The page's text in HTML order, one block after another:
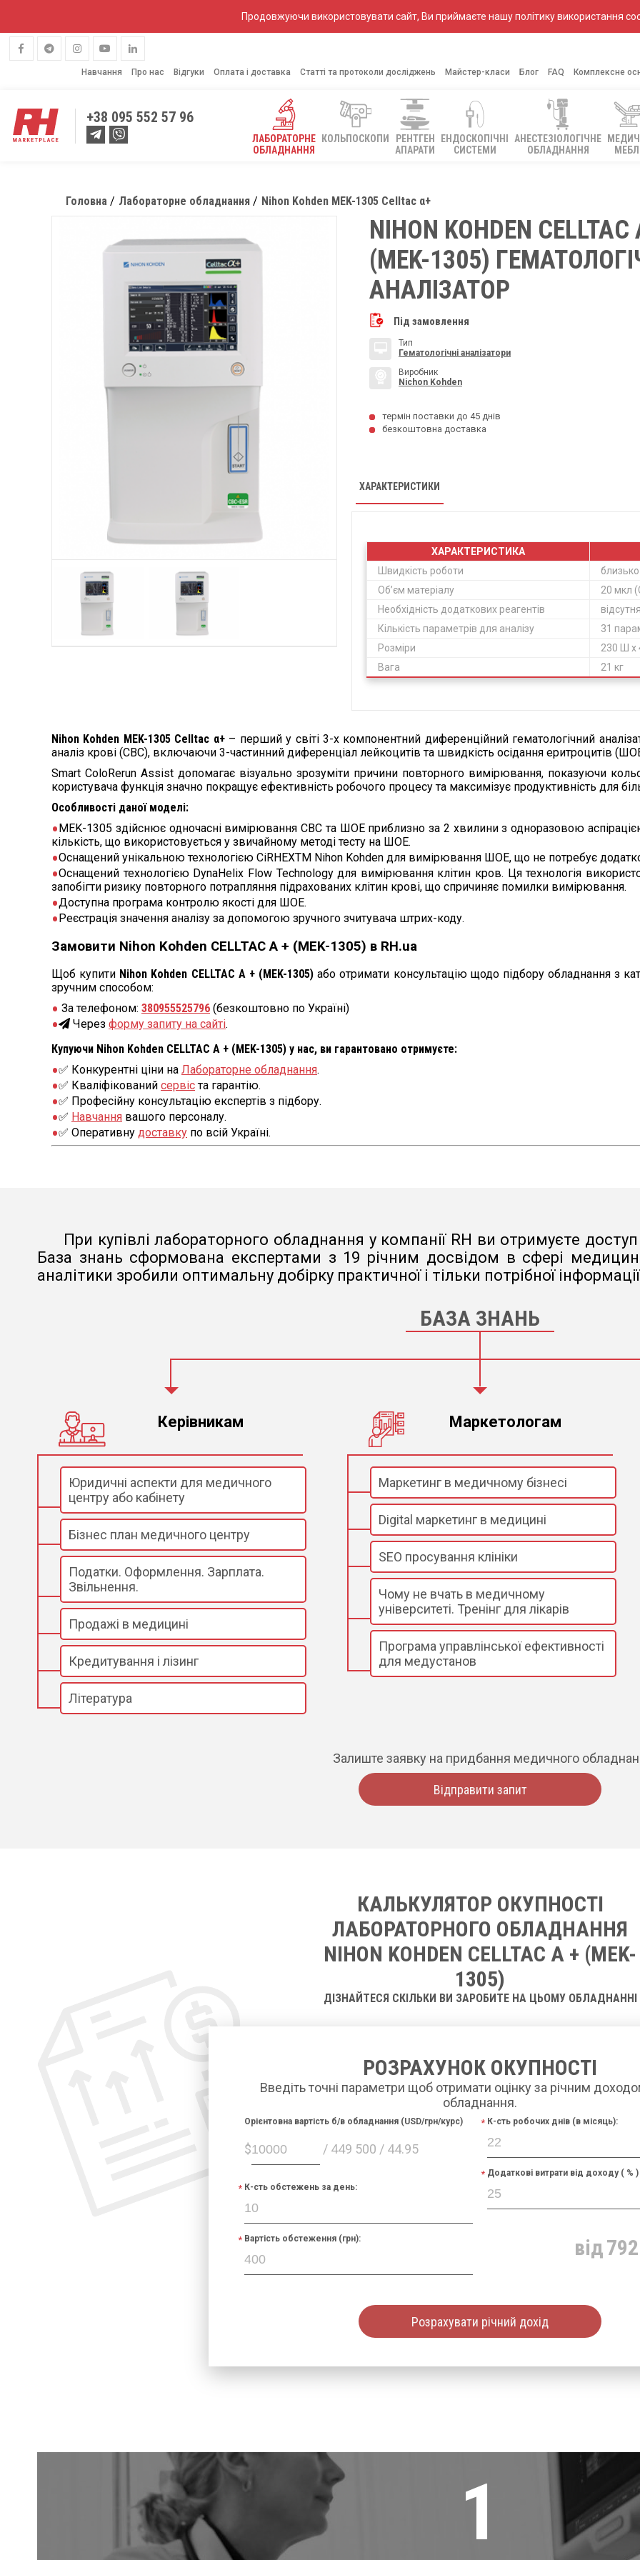
Продовжуючи використовувати сайт, Ви приймаєте нашу політику використання
Навчання Про нас Відгуки Оплата і доставка Статті та протоколи досліджень Майстер-класи Блог FAQ Комплексне
+38 095 552 57 96
ЛАБОРАТОРНЕ
ОБЛАДНАННЯ
КОЛЬПОСКОПИ
РЕНТГЕН
АПАРАТИ
ЕНДОСКОПІЧНІ
СИСТЕМИ
АНЕСТЕЗІОЛОГІЧНЕ
ОБЛАДНАННЯ
Головна Лабораторне обладнання Nihon Kohden MEK-1305 Celltac α+
NIHON KOHDEN CELLTAC
(MEK-1305)
АНАЛІЗАТОР
Під замовлення
Тип
Гематологічні аналізатори
Виробник
Nichon Kohden
термін поставки до 45 днів
безкоштовна доставка
ХАРАКТЕРИСТИКИ
ХАРАКТЕРИСТИКА
Швидкість роботи
Об’єм матеріалу
20 мкл
Необхідність додаткових реагентів
Кількість параметрів для аналізу
31
Розміри
230 Ш х
Вага
21 кг
Nihon Kohden MEK-1305 Celltac α+– перший у світі 3-х компонентний диференційний гематологічний
аналіз крові (CBC), включаючи 3-частинний диференціал лейкоцитів та швидкість осідання еритроцитів
Smart ColoRerun Assist допомагає візуально зрозуміти причини повторного вимірювання, показуючи
користувача функція значно покращує ефективність робочого процесу та максимізує продуктивність для
Особливості даної моделі:
MEK-1305 здійснює одночасні вимірювання CBC та ШОЕ приблизно за 2 хвилини з одноразовою
кількість, що використовується у звичайному методі тесту на ШОЕ.
Оснащений унікальною технологією CiRHEXTM Nihon Kohden для вимірювання ШОЕ, що не потребує
Оснащений технологією DynaHelix Flow Technology для вимірювання клітин кров. Ця технологія
запобігти ризику повторного потрапляння підрахованих клітин крові, що спричиняє помилки вимірювання.
Доступна програма контролю якості для ШОЕ.
Реєстрація значення аналізу за допомогою зручного зчитувача штрих-коду.
Замовити Nihon Kohden CELLTAC A + (MEK-1305) в RH.ua
Щоб купити Nihon Kohden CELLTAC A + (MEK-1305) або отримати консультацію щодо підбору обладнання з
зручним способом:
За телефоном: 380955525796 (безкоштовно по Україні)
Через форму запиту на сайті.
Купуючи Nihon Kohden CELLTAC A + (MEK-1305) у нас, ви гарантовано отримуєте:
✅ Конкурентні ціни на Лабораторне обладнання.
✅ Кваліфікований сервіста гарантію.
✅ Професійну консультацію експертів з підбору.
✅ Навчання вашого персоналу.
✅ Оперативну доставку по всій Україні.
При купівлі лабораторного обладнання у компанії RH ви отримуєте
База знань сформована експертами з 19 річним досвідом в сфері
аналітики зробили оптимальну добірку практичної і тільки потрібної
БАЗА ЗНАНЬ
Керівникам
Юридичні аспекти для медичного
центру або кабінету
Бізнес план медичного центру
Податки. Оформлення. Зарплата.
Звільнення.
Продажі в медицині
Кредитування і лізинг
Література
Маркетологам
Маркетинг в медичному бізнесі
Digital маркетинг в медицині
SEO просування клініки
Чому не вчать в медичному
університеті. Тренінг для лікарів
Програма управлінської ефективності
для медустанов
Залиште заявку на придбання медичного
Відправити запит
КАЛЬКУЛЯТОР ОКУПНОСТІ
ЛАБОРАТОРНОГО ОБЛАДНАННЯ
NIHON KOHDEN CELLTAC A + (MEK-
1305)
ДІЗНАЙТЕСЯ СКІЛЬКИ ВИ ЗАРОБИТЕ НА ЦЬОМУ ОБЛАДНАННІ
РОЗРАХУНОК ОКУПНОСТІ
Введіть точні параметри щоб отримати оцінку за річним
обладнання.
$ / 449 500 / 44.95
Орієнтовна вартість б/в обладнання (USD/грн/курс)
К-сть обстежень за день:
Вартість обстеження (грн):
К-сть робочих днів (в місяць):
Додаткові витрати від доходу ( % )
від
Розрахувати річний дохід
1